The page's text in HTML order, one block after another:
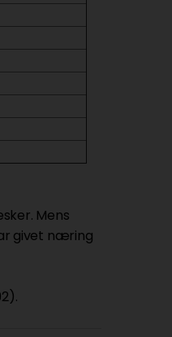
Mens
givet næring